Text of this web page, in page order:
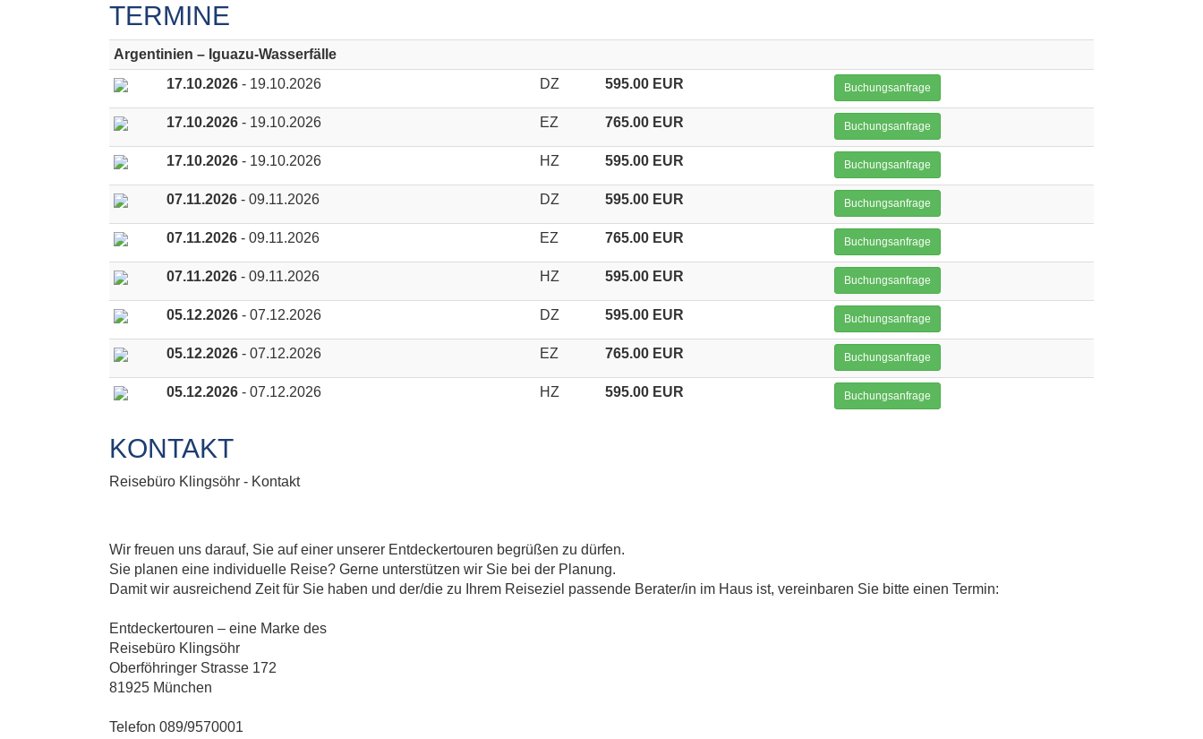
TERMINE
Argentinien – Iguazu-Wasserfälle
17.10.2026 - 19.10.2026 DZ 595.00 EUR Buchungsanfrage
17.10.2026 - 19.10.2026 EZ 765.00 EUR Buchungsanfrage
17.10.2026 - 19.10.2026 HZ 595.00 EUR Buchungsanfrage
07.11.2026 - 09.11.2026 DZ 595.00 EUR Buchungsanfrage
07.11.2026 - 09.11.2026 EZ 765.00 EUR Buchungsanfrage
07.11.2026 - 09.11.2026 HZ 595.00 EUR Buchungsanfrage
05.12.2026 - 07.12.2026 DZ 595.00 EUR Buchungsanfrage
05.12.2026 - 07.12.2026 EZ 765.00 EUR Buchungsanfrage
05.12.2026 - 07.12.2026 HZ 595.00 EUR Buchungsanfrage
KONTAKT
Reisebüro Klingsöhr - Kontakt
Wir freuen uns darauf, Sie auf einer unserer Entdeckertouren begrüßen zu dürfen.
Sie planen eine individuelle Reise? Gerne unterstützen wir Sie bei der Planung.
Damit wir ausreichend Zeit für Sie haben und der/die zu Ihrem Reiseziel passende Berater/in im Haus ist, vereinbaren Sie bitte einen Termin:
Entdeckertouren – eine Marke des
Reisebüro Klingsöhr
Oberföhringer Strasse 172
81925 München
Telefon 089/9570001